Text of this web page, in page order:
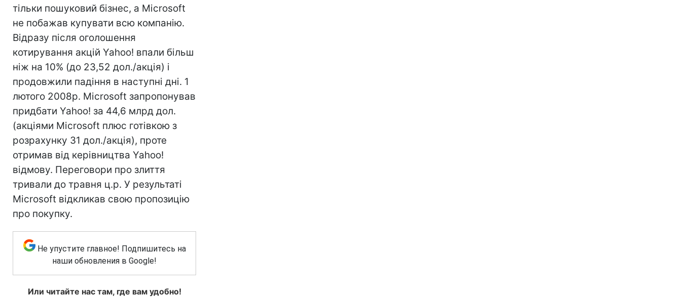
тільки пошуковий бізнес, а Microsoft
не побажав купувати всю компанію.
Відразу після оголошення
котирування акцій Yahoo! впали більш
ніж на 10% (до 23,52 дол./акція) і
продовжили падіння в наступні дні. 1
лютого 2008р. Microsoft запропонував
придбати Yahoo! за 44,6 млрд дол.
(акціями Microsoft плюс готівкою з
розрахунку 31 дол./акція), проте
отримав від керівництва Yahoo!
відмову. Переговори про злиття
тривали до травня ц.р. У результаті
Microsoft відкликав свою пропозицію
про покупку.
Не упустите главное! Подпишитесь на
наши обновления в Google!
Или читайте нас там, где вам удобно!